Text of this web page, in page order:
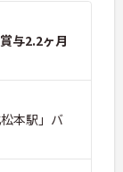
与2.2ヶ月
本駅」バ